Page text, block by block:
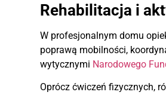
Rehabilitacja i
W profesjonalnym domu
poprawą mobilności,
wytycznymi Narodowego
Oprócz ćwiczeń fizycznych,